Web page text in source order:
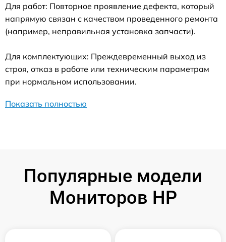
Для работ: Повторное проявление дефекта, который
напрямую связан с качеством проведенного ремонта
(например, неправильная установка запчасти).
Для комплектующих: Преждевременный выход из
строя, отказ в работе или техническим параметрам
при нормальном использовании.
Показать полностью
Популярные модели
Мониторов HP